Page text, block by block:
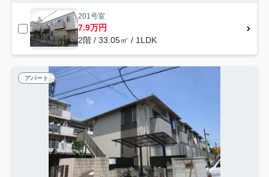
201号室
7.9万円
2階 / 33.05㎡ / 1LDK
アパート